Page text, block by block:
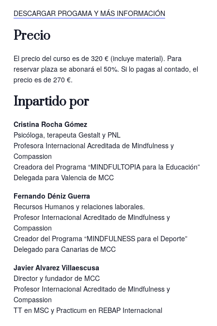
DESCARGAR PROGAMA Y MÁS INFORMACIÓN
Precio
El precio del curso es de 320 € (incluye material). Para
reservar plaza se abonará el 50%. Si lo pagas al contado, el
precio es de 270 €.
Inpartido por
Cristina Rocha Gómez
Psicóloga, terapeuta Gestalt y PNL
Profesora Internacional Acreditada de Mindfulness y
Compassion
Creadora del Programa “MINDFULTOPIA para la Educación”
Delegada para Valencia de MCC
Fernando Déniz Guerra
Recursos Humanos y relaciones laborales.
Profesor Internacional Acreditado de Mindfulness y
Compassion
Creador del Programa “MINDFULNESS para el Deporte”
Delegado para Canarias de MCC
Javier Alvarez Villaescusa
Director y fundador de MCC
Profesor Internacional Acreditado de Mindfulness y
Compassion
TT en MSC y Practicum en REBAP Internacional